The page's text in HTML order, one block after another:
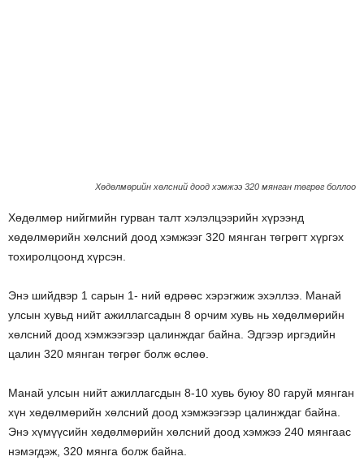
Хөдөлмөрийн хөлсний доод хэмжээ 320 мянган төгрөг боллоо
Хөдөлмөр нийгмийн гурван талт хэлэлцээрийн хүрээнд
хөдөлмөрийн хөлсний доод хэмжээг 320 мянган төгрөгт хүргэх
тохиролцоонд хүрсэн.
Энэ шийдвэр 1 сарын 1- ний өдрөөс хэрэгжиж эхэллээ. Манай
улсын хувьд нийт ажиллагсадын 8 орчим хувь нь хөдөлмөрийн
хөлсний доод хэмжээгээр цалинждаг байна. Эдгээр иргэдийн
цалин 320 мянган төгрөг болж өслөө.
Манай улсын нийт ажиллагсдын 8-10 хувь буюу 80 гаруй мянган
хүн хөдөлмөрийн хөлсний доод хэмжээгээр цалинждаг байна.
Энэ хүмүүсийн хөдөлмөрийн хөлсний доод хэмжээ 240 мянгаас
нэмэгдэж, 320 мянга болж байна.